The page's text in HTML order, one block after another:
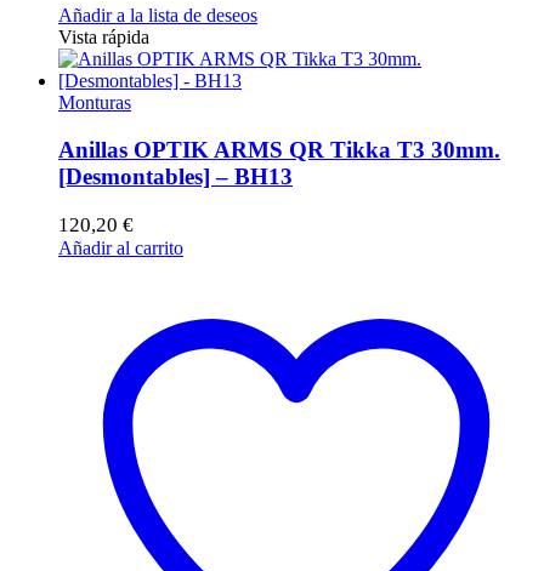
Añadir a la lista de deseos
Vista rápida
Monturas
Anillas OPTIK ARMS QR Tikka T3 30mm.
[Desmontables] – BH13
120,20 €
Añadir al carrito